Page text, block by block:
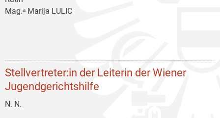
Mag.ᵃ Marija LULIC
Stellvertreter:in der Leiterin der Wiener
Jugendgerichtshilfe
N. N.